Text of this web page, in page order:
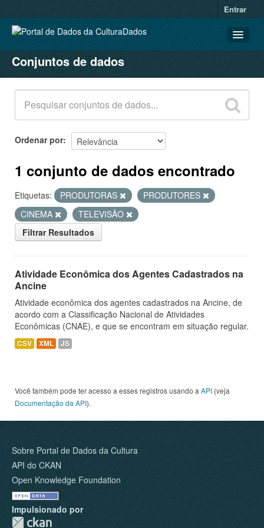
Entrar
CONJUNTOS DE DADOS
ORGANIZAÇÕES
GRUPOS
SOBRE
Conjuntos de dados
Ordenar por
1 conjunto de dados encontrado
Etiquetas: PRODUTORAS
PRODUTORES
CINEMA
TELEVISÃO
Filtrar Resultados
Atividade Econômica dos Agentes Cadastrados na
Ancine
Atividade econômica dos agentes cadastrados na Ancine, de
acordo com a Classificação Nacional de Atividades
Econômicas (CNAE), e que se encontram em situação regular.
CSV XML JS
Você também pode ter acesso a esses registros usando a API (veja
Documentação da API).
Sobre Portal de Dados da Cultura
API do CKAN
Open Knowledge Foundation
Impulsionado por